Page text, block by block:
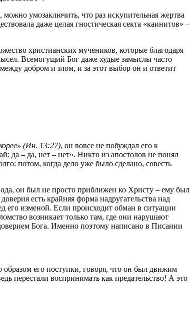
умозаключить, что раз искупительная жертва
даже целая гностическая секта «каинитов» –
христианских мучеников, которые благодаря
Всемогущий Бог даже худые замыслы часто
добром и злом, и за этот выбор он и ответит
(Ин. 13:27), он вовсе не побуждал его к
да – да, нет – нет». Никто из апостолов не понял
потом, когда дело уже было сделано, совесть
он был не просто приближен ко Христу – ему был
есть крайняя форма надругательства над
его изменой. Если происходит обман в ситуации
возникает только там, где они нарушают
Бога. Именно поэтому написано в Писании
образом его поступки, говоря, что он был движим
перестали воспринимать как предательство! А это